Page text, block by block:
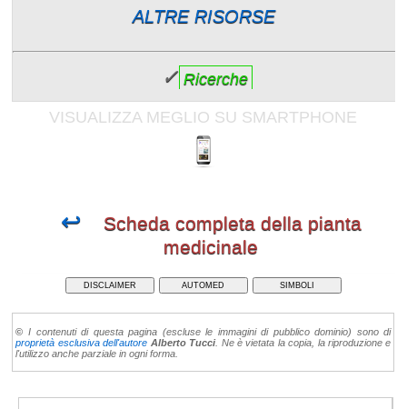
ALTRE RISORSE
✓ Ricerche
VISUALIZZA MEGLIO SU SMARTPHONE
↩ Scheda completa della pianta
medicinale
DISCLAIMER AUTOMED SIMBOLI
© I contenuti di questa pagina (escluse le immagini di pubblico dominio) sono di
proprietà esclusiva dell'autore Alberto Tucci . Ne è vietata la copia, la riproduzione e
l'utilizzo anche parziale in ogni forma.